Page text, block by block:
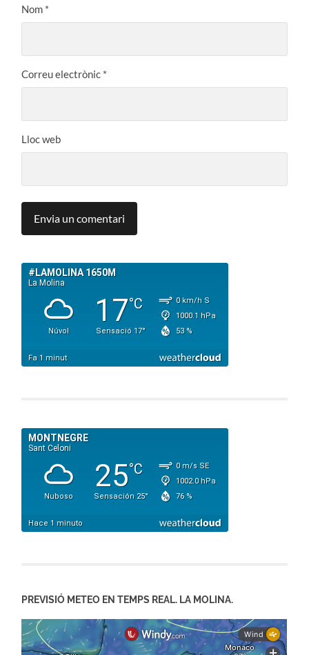
Nom *
Correu electrònic *
Lloc web
PREVISIÓ METEO EN TEMPS REAL. LA MOLINA.